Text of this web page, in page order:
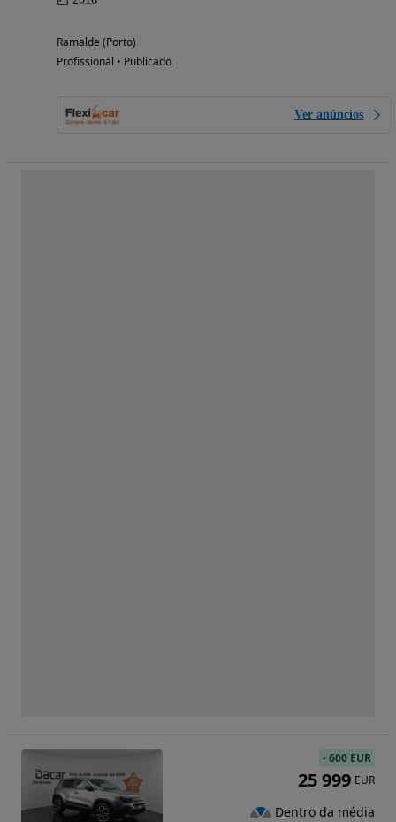
Ramalde (Porto)
Profissional • Publicado
Ver anúncios
-600 EUR
25 999 EUR
Dentro da média